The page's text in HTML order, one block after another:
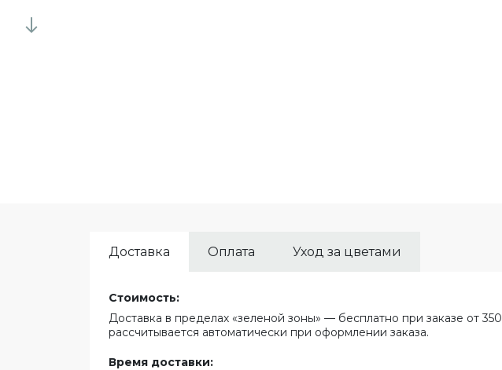
Доставка Оплата Уход за цветами
Стоимость:
Доставка в пределах «зеленой зоны» — бесплатно при заказе от
рассчитывается автоматически при оформлении заказа.
Время доставки: